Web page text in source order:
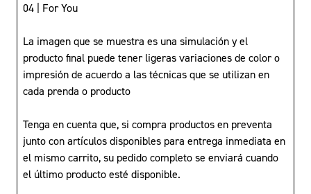
04 | For You
La imagen que se muestra es una simulación y el
producto final puede tener ligeras variaciones de color o
impresión de acuerdo a las técnicas que se utilizan en
cada prenda o producto
Tenga en cuenta que, si compra productos en preventa
junto con artículos disponibles para entrega inmediata en
el mismo carrito, su pedido completo se enviará cuando
el último producto esté disponible.